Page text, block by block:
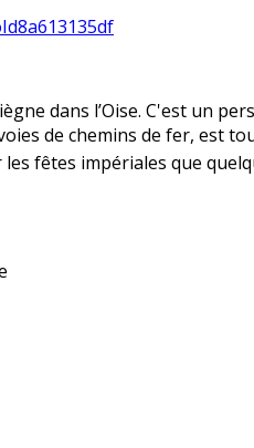
dans l’Oise. C'est un
de chemins de fer, est
les fêtes impériales que